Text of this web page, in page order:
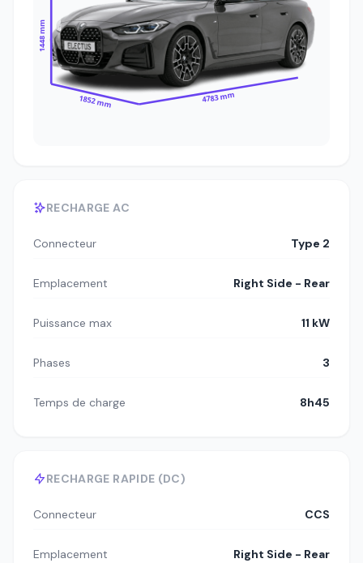
1448 mm
1852 mm 4783 mm
RECHARGE AC
Connecteur Type 2
Emplacement Right Side - Rear
Puissance max 11 kW
Phases 3
Temps de charge 8h45
RECHARGE RAPIDE (DC)
Connecteur CCS
Emplacement Right Side - Rear